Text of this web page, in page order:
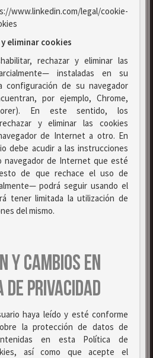
legal/cookie-
eliminar cookies
rechazar y eliminar las
instaladas en su
configuración de su navegador
por ejemplo, Chrome,
En este sentido, los
y eliminar las cookies
de Internet a otro. En
debe acudir a las instrucciones
navegador de Internet que esté
de que rechace el uso de
podrá seguir usando el
tener limitada la utilización de
del mismo.
Y CAMBIOS EN
PRIVACIDAD
haya leído y esté conforme
la protección de datos de
en esta Política de
así como que acepte el